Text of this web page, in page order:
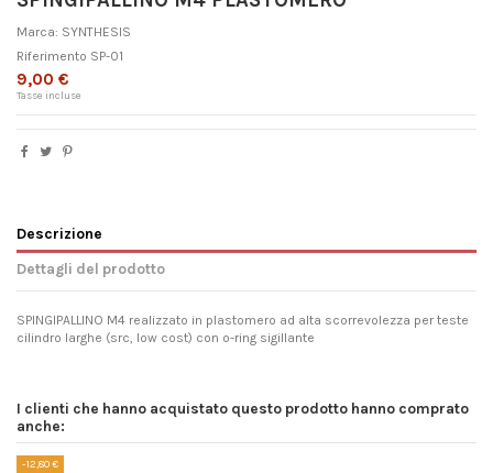
Marca: SYNTHESIS
Riferimento SP-01
9,00 €
Tasse incluse
Descrizione
Dettagli del prodotto
SPINGIPALLINO M4 realizzato in plastomero ad alta scorrevolezza per teste
cilindro larghe (src, low cost) con o-ring sigillante
I clienti che hanno acquistato questo prodotto hanno comprato
anche:
-12,80 €